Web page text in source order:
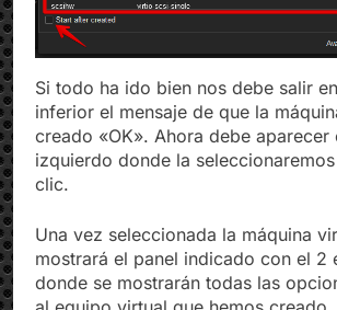
Si todo ha ido bien nos debe salir en
inferior el mensaje de que la
creado «OK». Ahora debe aparecer
izquierdo donde la seleccionaremos
Una vez seleccionada la máquina
mostrará el panel indicado con el 2
donde se mostrarán todas las